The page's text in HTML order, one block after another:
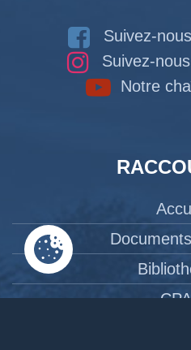
Suivez-
Suivez-
Notre